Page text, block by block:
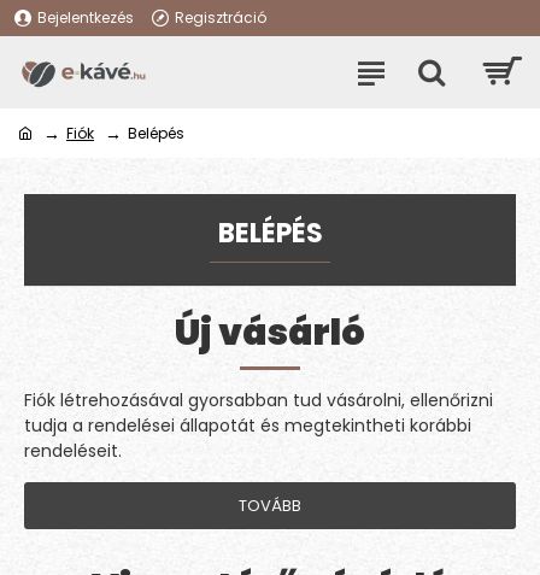
Bejelentkezés Regisztráció
Fiók Belépés
BELÉPÉS
Új vásárló
Fiók létrehozásával gyorsabban tud vásárolni, ellenőrizni
tudja a rendelései állapotát és megtekintheti korábbi
rendeléseit.
TOVÁBB